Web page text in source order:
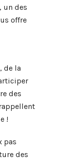
, un des
offre
de la
des
!
pas
des